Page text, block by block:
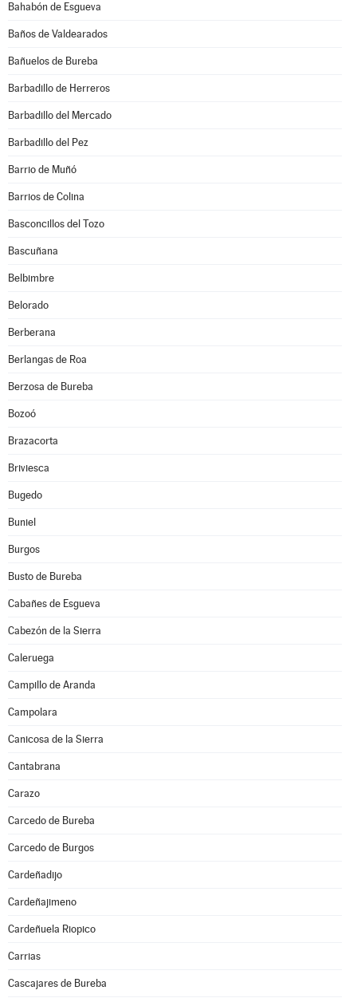
Bahabón de Esgueva
Baños de Valdearados
Bañuelos de Bureba
Barbadillo de Herreros
Barbadillo del Mercado
Barbadillo del Pez
Barrio de Muñó
Barrios de Colina
Basconcillos del Tozo
Bascuñana
Belbimbre
Belorado
Berberana
Berlangas de Roa
Berzosa de Bureba
Bozoó
Brazacorta
Briviesca
Bugedo
Buniel
Burgos
Busto de Bureba
Cabañes de Esgueva
Cabezón de la Sierra
Caleruega
Campillo de Aranda
Campolara
Canicosa de la Sierra
Cantabrana
Carazo
Carcedo de Bureba
Carcedo de Burgos
Cardeñadijo
Cardeñajimeno
Cardeñuela Riopico
Carrias
Cascajares de Bureba